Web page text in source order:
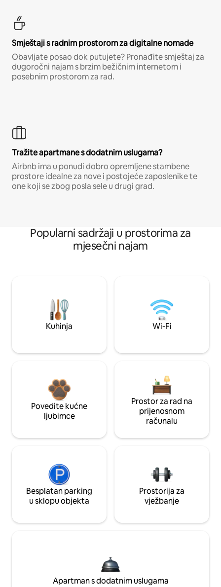
Smještaji s radnim prostorom za digitalne nomade
Obavljate posao dok putujete? Pronađite smještaj za
dugoročni najam s brzim bežičnim internetom i
posebnim prostorom za rad.
Tražite apartmane s dodatnim uslugama?
Airbnb ima u ponudi dobro opremljene stambene
prostore idealne za nove i postojeće zaposlenike te
one koji se zbog posla sele u drugi grad.
Popularni sadržaji u prostorima za
mjesečni najam
Kuhinja Wi-Fi
Povedite kućne
ljubimce
Prostor za rad na
prijenosnom
računalu
Besplatan parking
u sklopu objekta
Prostorija za
vježbanje
Apartman s dodatnim uslugama